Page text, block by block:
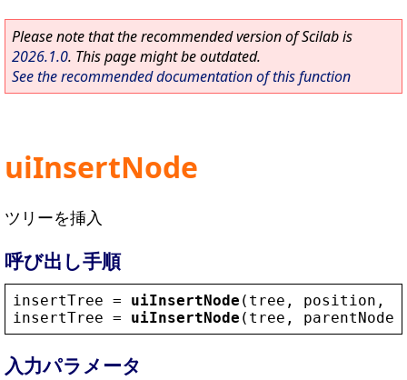
Please note that the recommended version of Scilab is
2026.1.0. This page might be outdated.
See the recommended documentation of this function
uiInsertNode
ツリーを挿入
呼び出し手順
insertTree = uiInsertNode ( tree , position ,
insertTree = uiInsertNode ( tree , parentNode
入力パラメータ